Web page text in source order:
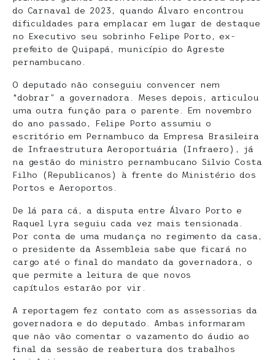
do Carnaval de 2023, quando Álvaro encontrou
dificuldades para emplacar em lugar de destaque
no Executivo seu sobrinho Felipe Porto, ex-
prefeito de Quipapá, município do Agreste
pernambucano.
O deputado não conseguiu convencer nem
“dobrar” a governadora. Meses depois, articulou
uma outra função para o parente. Em novembro
do ano passado, Felipe Porto assumiu o
escritório em Pernambuco da Empresa Brasileira
de Infraestrutura Aeroportuária (Infraero), já
na gestão do ministro pernambucano Silvio Costa
Filho (Republicanos) à frente do Ministério dos
Portos e Aeroportos.
De lá para cá, a disputa entre Álvaro Porto e
Raquel Lyra seguiu cada vez mais tensionada.
Por conta de uma mudança no regimento da casa,
o presidente da Assembleia sabe que ficará no
cargo até o final do mandato da governadora, o
que permite a leitura de que novos
capítulos estarão por vir.
A reportagem fez contato com as assessorias da
governadora e do deputado. Ambas informaram
que não vão comentar o vazamento do áudio ao
final da sessão de reabertura dos trabalhos